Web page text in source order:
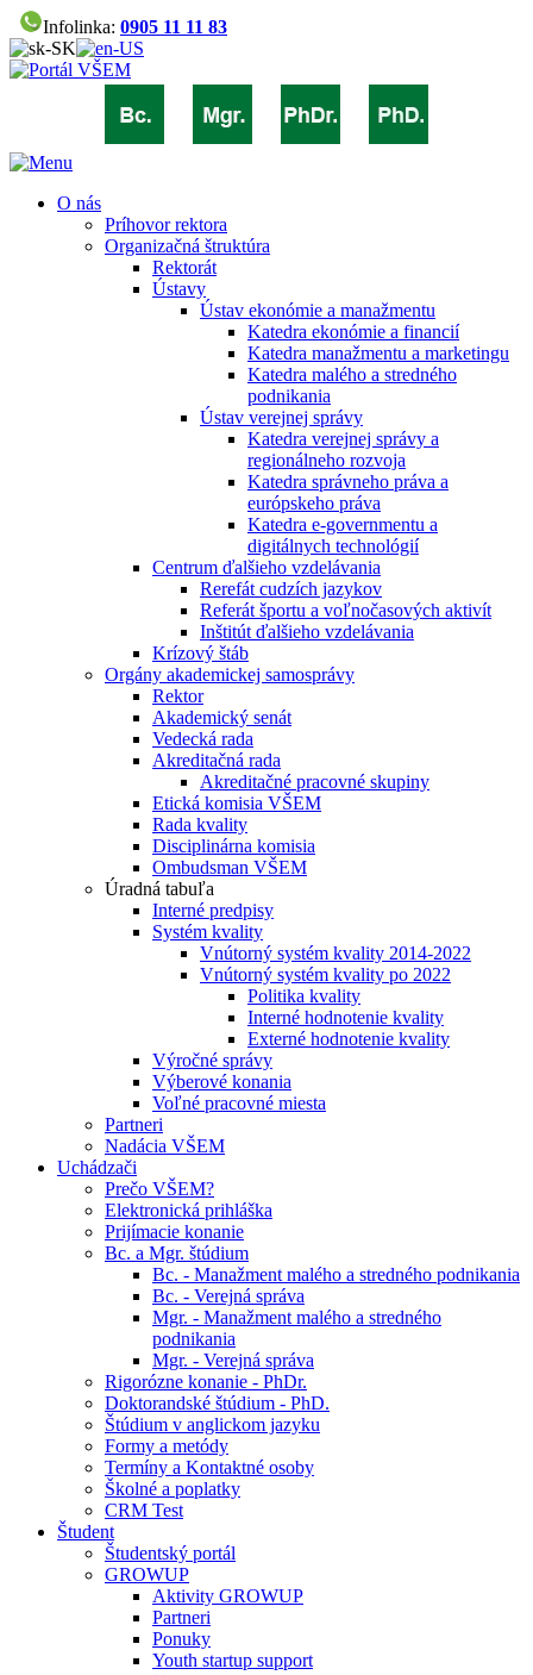
Infolinka: 0905 11 11 83
O nás
Príhovor rektora
Organizačná štruktúra
Rektorát
Ústavy
Ústav ekonómie a manažmentu
Katedra ekonómie a financií
Katedra manažmentu a marketingu
Katedra malého a stredného
podnikania
Ústav verejnej správy
Katedra verejnej správy a
regionálneho rozvoja
Katedra správneho práva a
európskeho práva
Katedra e-governmentu a
digitálnych technológií
Centrum ďalšieho vzdelávania
Rerefát cudzích jazykov
Referát športu a voľnočasových aktivít
Inštitút ďalšieho vzdelávania
Krízový štáb
Orgány akademickej samosprávy
Rektor
Akademický senát
Vedecká rada
Akreditačná rada
Akreditačné pracovné skupiny
Etická komisia VŠEM
Rada kvality
Disciplinárna komisia
Ombudsman VŠEM
Úradná tabuľa
Interné predpisy
Systém kvality
Vnútorný systém kvality 2014-2022
Vnútorný systém kvality po 2022
Politika kvality
Interné hodnotenie kvality
Externé hodnotenie kvality
Výročné správy
Výberové konania
Voľné pracovné miesta
Partneri
Nadácia VŠEM
Uchádzači
Prečo VŠEM?
Elektronická prihláška
Prijímacie konanie
Bc. a Mgr. štúdium
Bc. - Manažment malého a stredného podnikania
Bc. - Verejná správa
Mgr. - Manažment malého a stredného
podnikania
Mgr. - Verejná správa
Rigorózne konanie - PhDr.
Doktorandské štúdium - PhD.
Štúdium v anglickom jazyku
Formy a metódy
Termíny a Kontaktné osoby
Školné a poplatky
CRM Test
Študent
Študentský portál
GROWUP
Aktivity GROWUP
Partneri
Ponuky
Youth startup support